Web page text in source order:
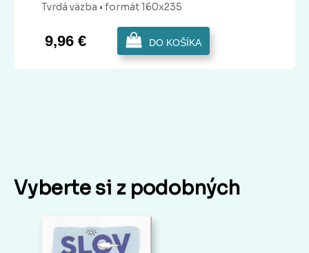
Tvrdá väzba • formát 160x235
9,96 € DO KOŠÍKA
Vyberte si z podobných